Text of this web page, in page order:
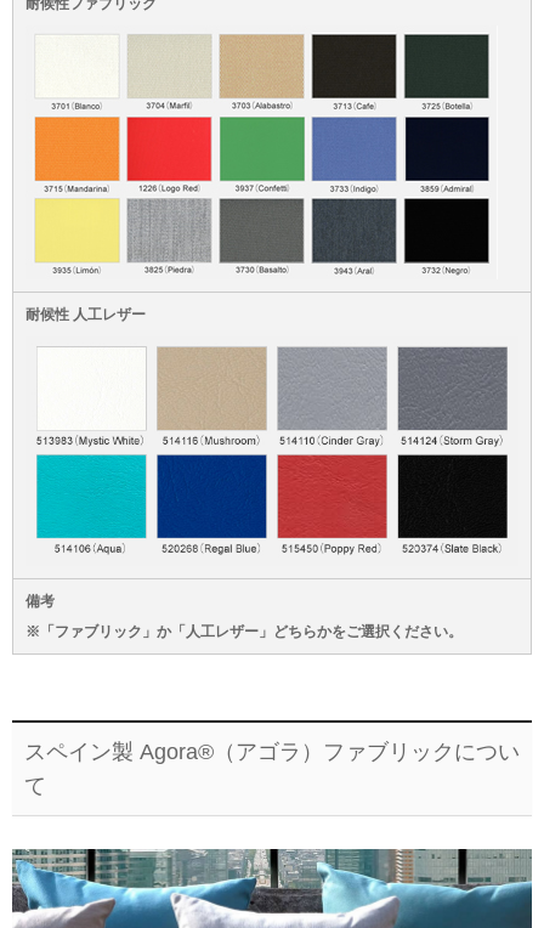
耐候性 人工レザー
備考
※「ファブリック」か「人工レザー」どちらかをご選択ください。
スペイン製 Agora®（アゴラ）ファブリックについ
て